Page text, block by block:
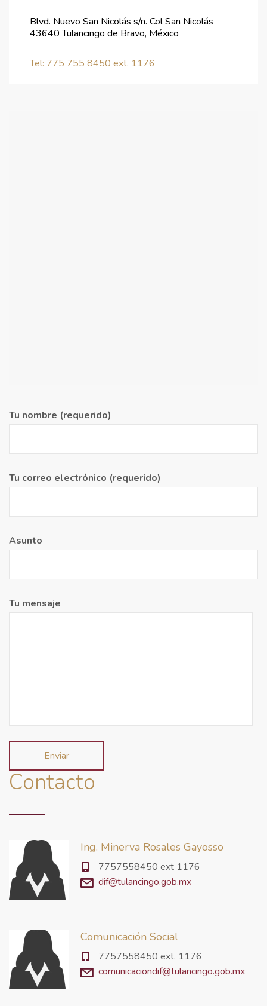
Blvd. Nuevo San Nicolás s/n. Col San Nicolás
43640 Tulancingo de Bravo, México
Tel: 775 755 8450 ext. 1176
Tu nombre (requerido)
Tu correo electrónico (requerido)
Asunto
Tu mensaje
Contacto
Ing. Minerva Rosales Gayosso
7757558450 ext 1176
dif@tulancingo.gob.mx
Comunicación Social
7757558450 ext. 1176
comunicaciondif@tulancingo.gob.mx